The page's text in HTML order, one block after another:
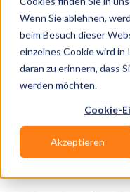
Wenn Sie ablehnen,
beim Besuch dieser
einzelnes Cookie wird
daran zu erinnern, dass
werden möchten.
Cookie-
Akzeptieren
Datum:Sonntag,
Veranstalter:
Adresse:
Was? Künstler,
Wo? Stadt, PLZ, Ort